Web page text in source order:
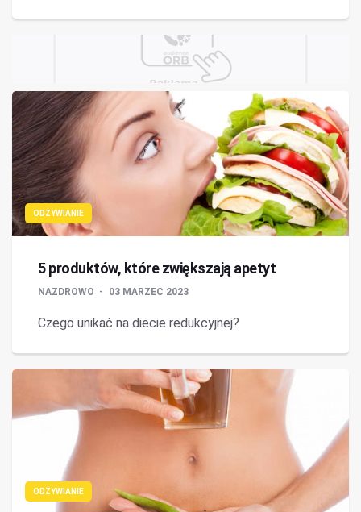
ODŻYWIANIE
5 produktów, które zwiększają apetyt
NAZDROWO 03 MARZEC 2023
Czego unikać na diecie redukcyjnej?
ODŻYWIANIE